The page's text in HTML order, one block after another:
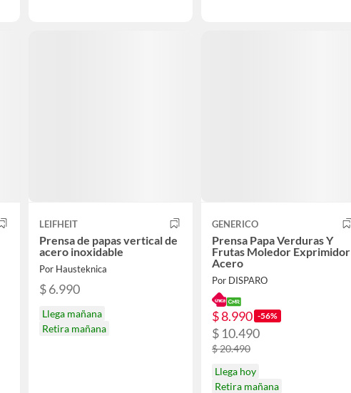
LEIFHEIT
Prensa de papas vertical de
acero inoxidable
Por Hausteknica
$ 6.990
Llega mañana
Retira mañana
GENERICO
Prensa Papa Verduras Y
Frutas Moledor Exprimidor
Acero
Por DISPARO
$ 8.990 -56%
$ 10.490
$ 20.490
Llega hoy
Retira mañana